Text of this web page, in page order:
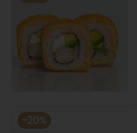
-20%